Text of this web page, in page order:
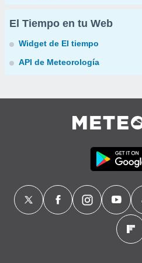
El Tiempo en tu Web
Widget de El tiempo
API de Meteorología